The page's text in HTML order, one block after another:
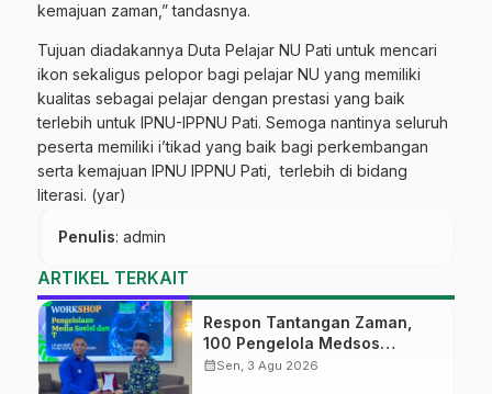
kemajuan zaman,” tandasnya.
Tujuan diadakannya Duta Pelajar NU Pati untuk mencari
ikon sekaligus pelopor bagi pelajar NU yang memiliki
kualitas sebagai pelajar dengan prestasi yang baik
terlebih untuk IPNU-IPPNU Pati. Semoga nantinya seluruh
peserta memiliki i’tikad yang baik bagi perkembangan
serta kemajuan IPNU IPPNU Pati, terlebih di bidang
literasi. (yar)
Penulis: admin
ARTIKEL TERKAIT
Respon Tantangan Zaman,
100 Pengelola Medsos
Sekolah Ma’arif Pekalongan
calendar_monthSen, 3 Agu 2026